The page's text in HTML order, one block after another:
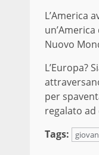
L’America
Nuovo
L’Europa?
per
regalato
Tags: